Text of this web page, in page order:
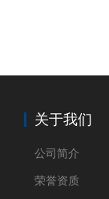
关于我们
公司简介
荣誉资质